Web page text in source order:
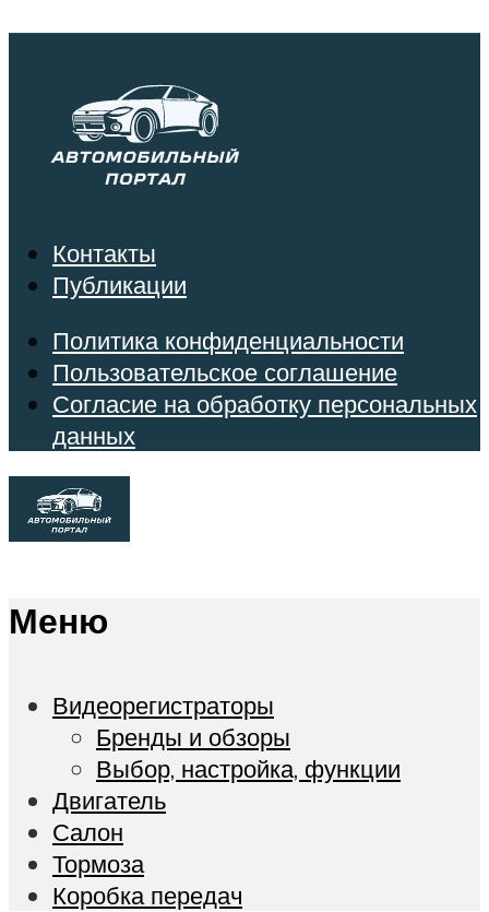
Контакты
Публикации
Политика конфиденциальности
Пользовательское соглашение
Согласие на обработку персональных
данных
Меню
Видеорегистраторы
Бренды и обзоры
Выбор, настройка, функции
Двигатель
Салон
Тормоза
Коробка передач